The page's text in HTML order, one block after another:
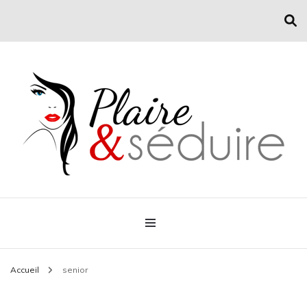
Plaire & Séduire
Conseil mode et séduction
Accueil senior